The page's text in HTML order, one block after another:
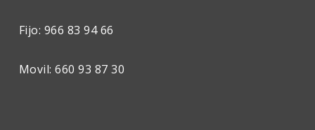
Fijo: 966 83 94 66
Movil: 660 93 87 30